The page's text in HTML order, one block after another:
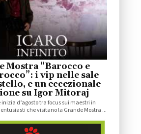
Mostra “Barocco e
i vip nelle sale
e un eccezionale
su Igor Mitoraj
inizia d’agosto tra focus sui maestri in
che visitano la Grande Mostra ...